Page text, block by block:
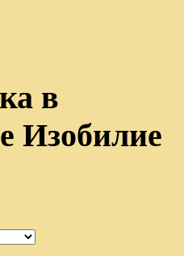
в
Изобилие